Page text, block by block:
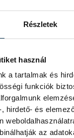
Részletek
használ
a tartalmak és
funkciók
hirdető- és
az